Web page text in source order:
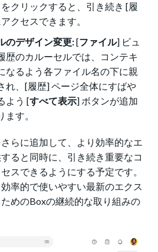
をクリックすると、引き続き [履
クセスできます。
のデザイン変更:[ファイル] ビュ
歴のカルーセルでは、コンテキ
なるよう各ファイル名の下に親
れ、[履歴] ページ全体にすばや
よう [すべて表示] ボタンが追加
す。
らに追加して、より効率的なエ
ると同時に、引き続き重要なコ
スできるようにする予定です。
率的で使いやすい最新のエクス
めのBoxの継続的な取り組みの